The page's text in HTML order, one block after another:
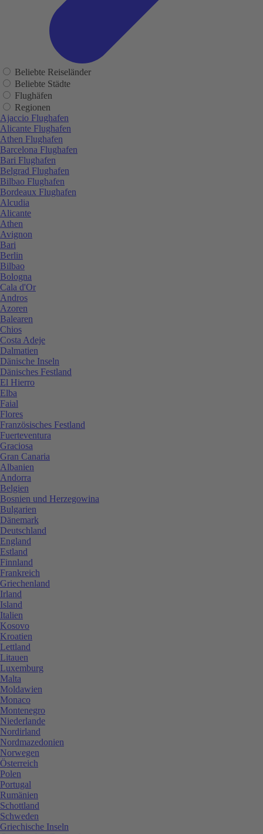
Beliebte Reiseländer
Beliebte Städte
Flughäfen
Regionen
Ajaccio Flughafen
Alicante Flughafen
Athen Flughafen
Barcelona Flughafen
Bari Flughafen
Belgrad Flughafen
Bilbao Flughafen
Bordeaux Flughafen
Alcudia
Alicante
Athen
Avignon
Bari
Berlin
Bilbao
Bologna
Cala d'Or
Andros
Azoren
Balearen
Chios
Costa Adeje
Dalmatien
Dänische Inseln
Dänisches Festland
El Hierro
Elba
Faial
Flores
Französisches Festland
Fuerteventura
Graciosa
Gran Canaria
Albanien
Andorra
Belgien
Bosnien und Herzegowina
Bulgarien
Dänemark
Deutschland
England
Estland
Finnland
Frankreich
Griechenland
Irland
Island
Italien
Kosovo
Kroatien
Lettland
Litauen
Luxemburg
Malta
Moldawien
Monaco
Montenegro
Niederlande
Nordirland
Nordmazedonien
Norwegen
Österreich
Polen
Portugal
Rumänien
Schottland
Schweden
Griechische Inseln